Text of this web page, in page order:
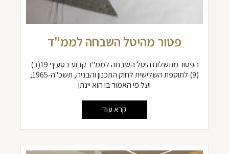
פטור מהיטל השבחה לממ"ד
הפטור מתשלום היטל השבחה לממ"ד קבוע בסעיף 19(ב)
(9) לתוספת השלישית לחוק התכנון והבניה, תשכ"ה-1965,
ועל פי האמור בו הוא יינתן
קרא עוד